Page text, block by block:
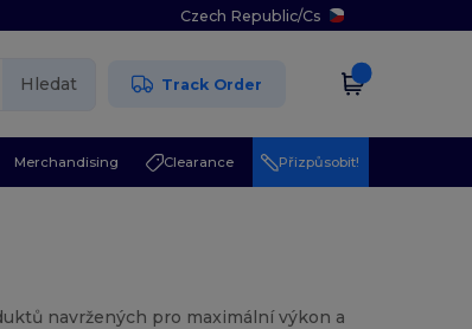
Czech Republic/Cs
Hledat Track Order
Merchandising Clearance Přizpůsobit!
navržených pro maximální výkon a